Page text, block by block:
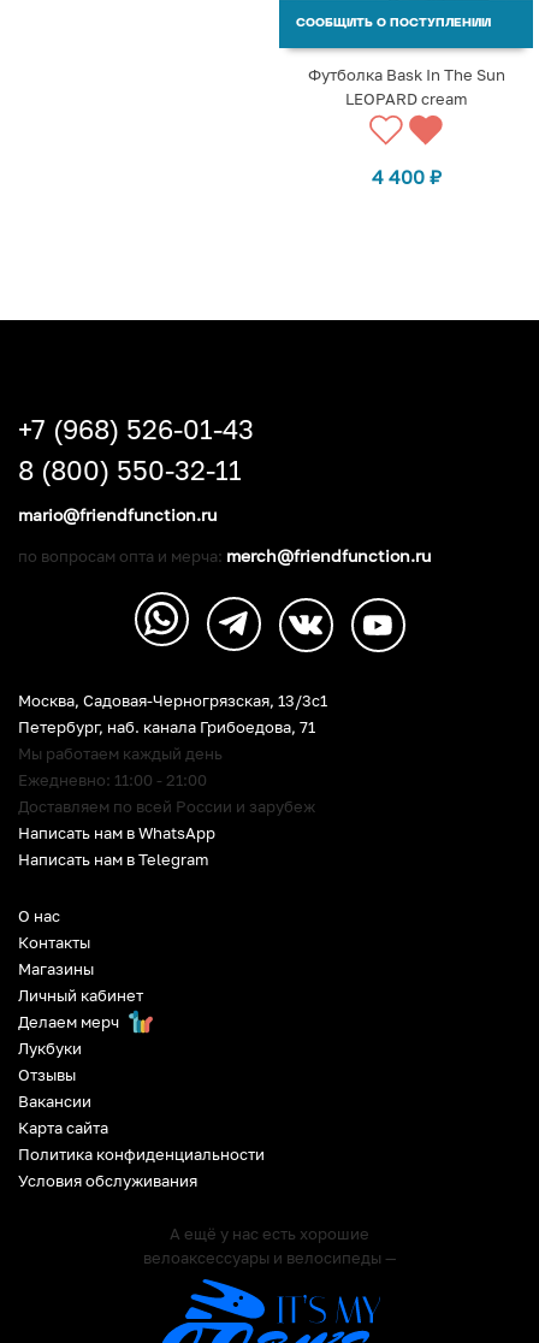
СООБЩИТЬ О ПОСТУПЛЕНИИ
Футболка Bask In The Sun
LEOPARD cream
4 400 ₽
О нас
Контакты
Магазины
Личный кабинет
Делаем мерч
Лукбуки
Отзывы
Вакансии
Карта сайта
Политика конфиденциальности
Условия обслуживания
А ещё у нас есть хорошие
велоаксессуары и велосипеды —
Москва, Садовая-Черногрязская, 13/3c1
Петербург, наб. канала Грибоедова, 71
Мы работаем каждый день
Ежедневно: 11:00 - 21:00
Доставляем по всей России и зарубеж
Написать нам в WhatsApp
Написать нам в Telegram
+7 (968) 526-01-43
8 (800) 550-32-11
mario@friendfunction.ru
по вопросам опта и мерча: merch@friendfunction.ru